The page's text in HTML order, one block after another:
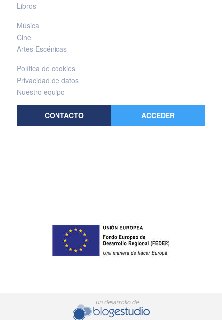
Libros
Música
Cine
Artes Escénicas
Política de cookies
Privacidad de datos
Nuestro equipo
CONTACTO ACCEDER